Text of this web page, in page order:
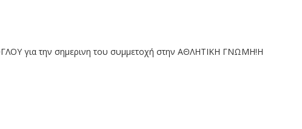
για την σημερινη του συμμετοχή στην ΑΘΛΗΤΙΚΗ ΓΝΩΜΗ!Η